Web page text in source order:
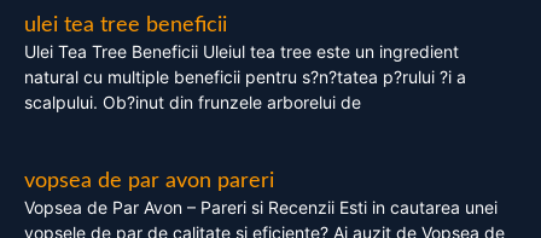
ulei tea tree beneficii
Ulei Tea Tree Beneficii Uleiul tea tree este un ingredient
natural cu multiple beneficii pentru s?n?tatea p?rului ?i a
scalpului. Ob?inut din frunzele arborelui de
vopsea de par avon pareri
Vopsea de Par Avon – Pareri si Recenzii Esti in cautarea unei
vopsele de par de calitate si eficiente? Ai auzit de Vopsea de